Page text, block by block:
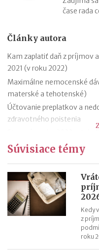
čase rada
Články autora
Kam zaplatiť daň z príjmov
2021 (v roku 2022)
Maximálne nemocenské
materské a tehotenské)
Účtovanie preplatkov a
zdravotného poistenia
Účtovanie preplatkov a
Platenie a označovanie
Prerušenie odpisovania
jednoduchom účtovníctve
Vzory tlačív pre ročné
Vzory tlačív daňových
roku 2022)
Súvisiace témy
Kedy
z
roku